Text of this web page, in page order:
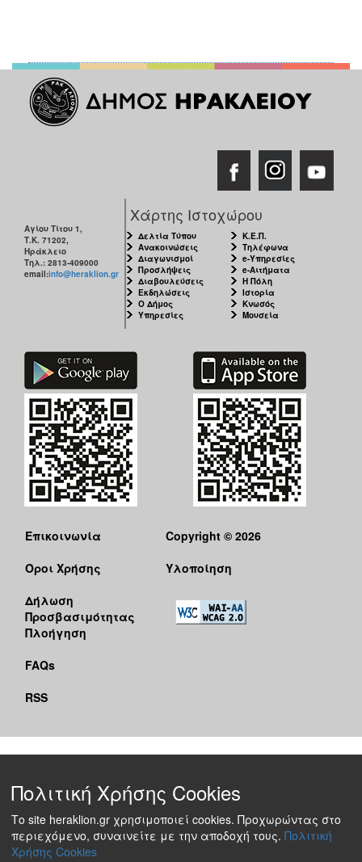
Αγίου Τίτου 1,
Τ.Κ. 71202,
Ηράκλειο
Τηλ.: 2813-409000
email:info@heraklion.gr
Χάρτης Ιστοχώρου
Δελτία Τύπου
Ανακοινώσεις
Διαγωνισμοί
Προσλήψεις
Διαβουλεύσεις
Εκδηλώσεις
Ο Δήμος
Υπηρεσίες
Κ.Ε.Π.
Τηλέφωνα
e-Υπηρεσίες
e-Αιτήματα
Η Πόλη
Ιστορία
Κνωσός
Μουσεία
Επικοινωνία
Όροι Χρήσης
Δήλωση
Προσβασιμότητας
Πλοήγηση
FAQs
RSS
Copyright © 2026
Υλοποίηση
Πολιτική Χρήσης Cookies
Το site heraklion.gr χρησιμοποιεί cookies. Προχωρώντας στο
περιεχόμενο, συναινείτε με την αποδοχή τους. Πολιτική
Χρήσης Cookies